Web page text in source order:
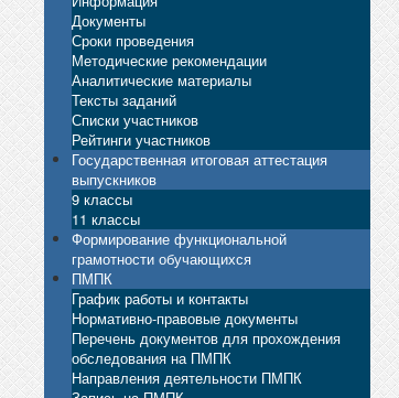
Документы
Сроки проведения
Методические рекомендации
Аналитические материалы
Тексты заданий
Списки участников
Рейтинги участников
Государственная итоговая аттестация
выпускников
9 классы
11 классы
Формирование функциональной
грамотности обучающихся
ПМПК
График работы и контакты
Нормативно-правовые документы
Перечень документов для прохождения
обследования на ПМПК
Направления деятельности ПМПК